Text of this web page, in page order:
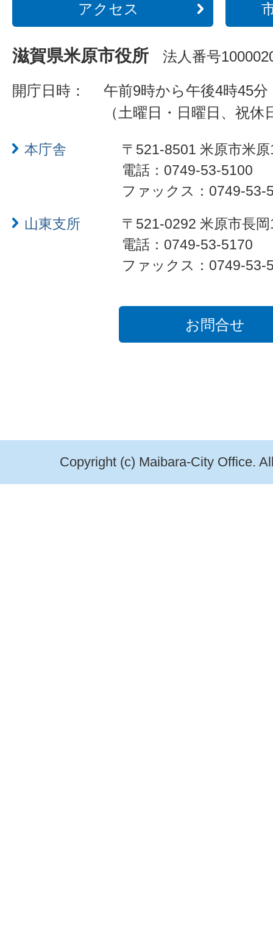
アクセス
滋賀県米原市役所 法人番号
開庁日時：
午前9時から午後4時45分
（土曜日・日曜日、祝
本庁舎
〒521-8501 米原市米
電話：0749-53-5100
ファックス：0749-53-
山東支所
〒521-0292 米原市長
電話：0749-53-5170
ファックス：0749-53-
お問合せ
Copyright (c) Maibara-City Office.